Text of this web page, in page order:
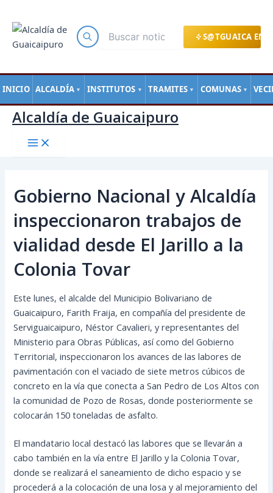
S@TGUAICA EN
INICIO ALCALDÍA ▼ INSTITUTOS ▼ TRAMITES ▼ COMUNAS ▼
contenido
Alcaldía de Guaicaipuro
Gobierno Nacional y Alcaldía
inspeccionaron trabajos de
vialidad desde El Jarillo a la
Colonia Tovar
Este lunes, el alcalde del Municipio Bolivariano de
Guaicaipuro, Farith Fraija, en compañía del presidente de
Serviguaicaipuro, Néstor Cavalieri, y representantes del
Ministerio para Obras Públicas, así como del Gobierno
Territorial, inspeccionaron los avances de las labores de
pavimentación con el vaciado de siete metros cúbicos de
concreto en la vía que conecta a San Pedrode Los Altos con
la comunidad de Pozo de Rosas, donde posteriormente se
colocarán 150 toneladas de asfalto.
El mandatario local destacó las labores que se llevarán a
cabo también en la vía entre El Jarillo y la Colonia Tovar,
donde se realizará el saneamiento de dicho espacio y se
procederá a la colocación de una losa y al mejoramiento del
de
entradas